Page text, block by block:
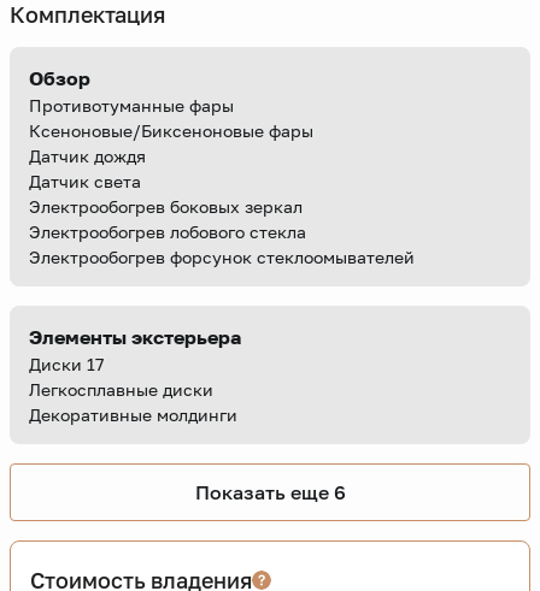
Комплектация
Обзор
Противотуманные фары
Ксеноновые/Биксеноновые фары
Датчик дождя
Датчик света
Электрообогрев боковых зеркал
Электрообогрев лобового стекла
Электрообогрев форсунок стеклоомывателей
Элементы экстерьера
Диски 17
Легкосплавные диски
Декоративные молдинги
Показать еще 6
Стоимость владения